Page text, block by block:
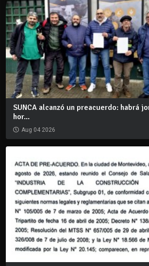
SUNCA alcanzó un preacuerdo: habrá
hor...
Aug 04 2026